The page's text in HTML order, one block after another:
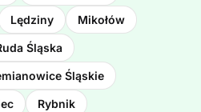
Lędziny Mikołów
Śląska
Śląskie
Rybnik